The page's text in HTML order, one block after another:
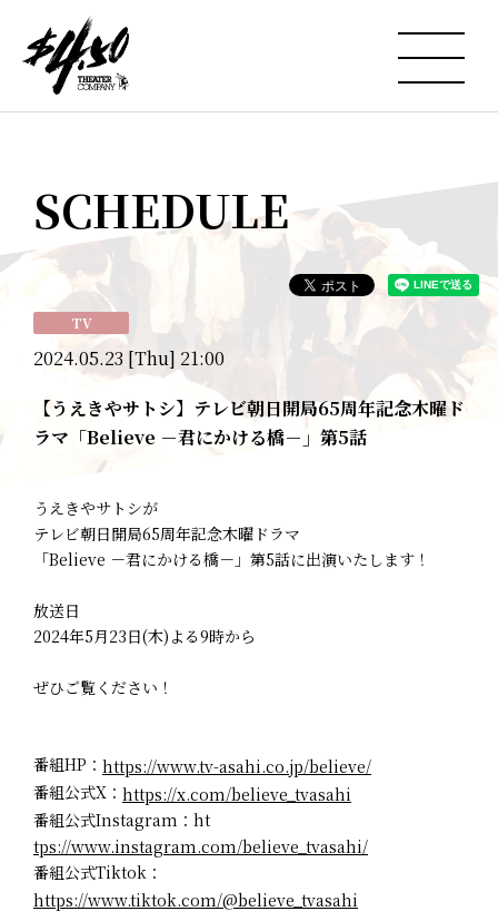
SCHEDULE
2024.05.23 [Thu] 21:00
TV
【うえきやサトシ】テレビ朝日開局65周年記念木曜ド
ラマ「Believe －君にかける橋－」第5話
うえきやサトシが
テレビ朝日開局65周年記念木曜ドラマ
「Believe －君にかける橋－」第5話に出演いたします！
放送日
2024年5月23日(木)よる9時から
ぜひご覧ください！
番組HP： https://www.tv-asahi.co.jp/believe/
番組公式X： https://x.com/believe_tvasahi
番組公式Instagram：ht
tps://www.instagram.com/believe_tvasahi/
番組公式Tiktok：
https://www.tiktok.com/@believe_tvasahi